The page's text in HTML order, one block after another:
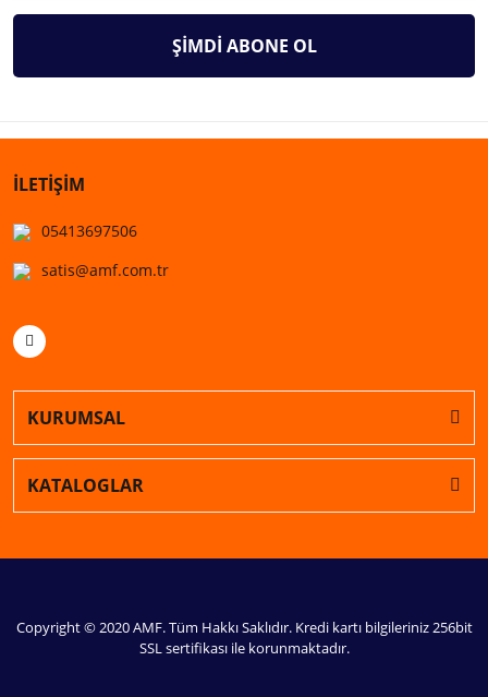
ŞİMDİ ABONE OL
İLETİŞİM
05413697506
satis@amf.com.tr
KURUMSAL
KATALOGLAR
Copyright © 2020 AMF. Tüm Hakkı Saklıdır. Kredi kartı bilgileriniz 256bit
SSL sertifikası ile korunmaktadır.